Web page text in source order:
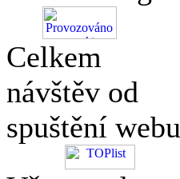
Celkem
návštěv od
spuštění webu